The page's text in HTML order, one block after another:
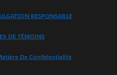
(France)
국어
RESPONSABLE
DE TÉMOINS
De Confidentialité